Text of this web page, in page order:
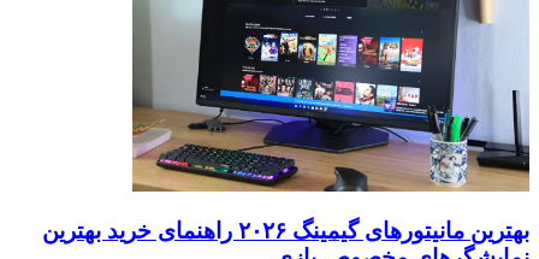
بهترین مانیتورهای گیمینگ ۲۰۲۶ راهنمای خرید بهترین